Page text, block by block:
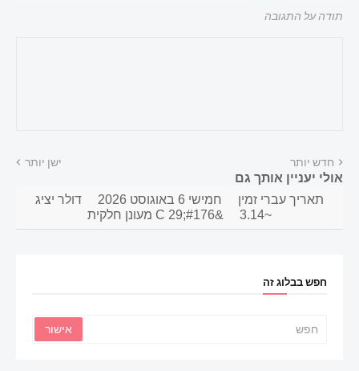
תודה על התגובה
חדש יותר ישן יותר
אולי יעניין אותך גם
תאריך עברי זמין חמישי 6 באוגוסט 2026
דולר יציג
~3.14
&#176;C 29 מעונן חלקית
חפש בבלוג זה